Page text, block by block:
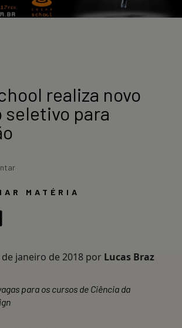
realiza novo
seletivo para
MATÉRIA
de janeiro de 2018 por Lucas Braz
para os cursos de Ciência da